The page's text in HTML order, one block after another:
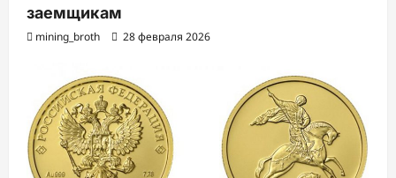
заемщикам
mining_broth 28 февраля 2026